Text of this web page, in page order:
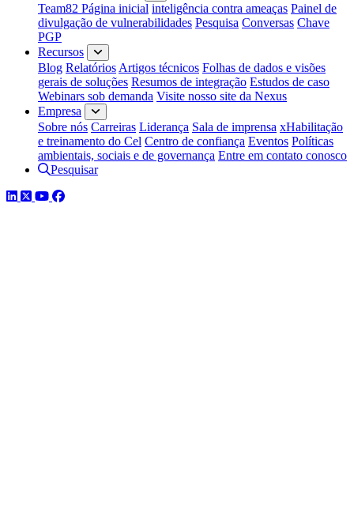
Team82 Página inicial inteligência contra ameaças Painel de
divulgação de vulnerabilidades Pesquisa Conversas Chave
PGP
Recursos
Blog Relatórios Artigos técnicos Folhas de dados e visões
gerais de soluções Resumos de integração Estudos de caso
Webinars sob demanda Visite nosso site da Nexus
Empresa
Sobre nós Carreiras Liderança Sala de imprensa xHabilitação
e treinamento do Cel Centro de confiança Eventos Políticas
ambientais, sociais e de governança Entre em contato conosco
Pesquisar
LinkedIn
TwitterYouTube
Facebook